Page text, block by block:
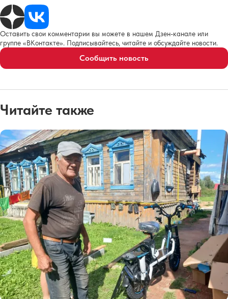
Оставить свои комментарии вы можете в нашем Дзен-канале или
группе «ВКонтакте». Подписывайтесь, читайте и обсуждайте новости.
Сообщить новость
Читайте также